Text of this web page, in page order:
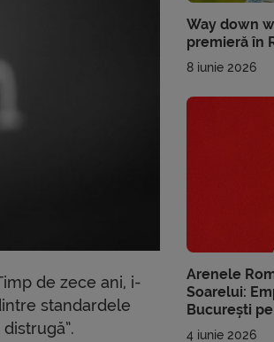
de zece ani, i-
standardele
Way down
premieră în
8 iunie 2026
Arenele
Soarelui:
București
4 iunie 2026